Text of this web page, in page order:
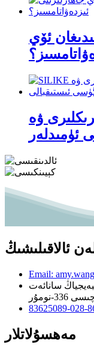
ئۆي
ۋە
ئالاقىلىشىڭ
Email:
چېندۇ ، 610300 ، چىڭبەيجياڭ سانائەت
نومۇر
مەھسۇلاتلار